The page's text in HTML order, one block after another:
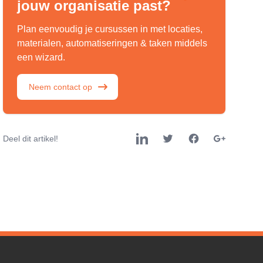
jouw organisatie past?
Plan eenvoudig je cursussen in met locaties,
materialen, automatiseringen & taken middels
een wizard.
Neem contact op
Deel dit artikel!